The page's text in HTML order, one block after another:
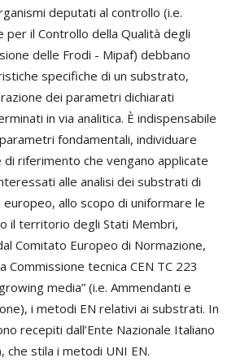
deputati al controllo (i.e.
il Controllo della Qualità degli
delle Frodi - Mipaf) debbano
specifiche di un substrato,
dei parametri dichiarati
in via analitica. È indispensabile
fondamentali, individuare
di riferimento che vengano applicate
alle analisi dei substrati di
europeo, allo scopo di uniformare le
il territorio degli Stati Membri,
Comitato Europeo di Normazione,
Commissione tecnica CEN TC 223
media” (i.e. Ammendanti e
i metodi EN relativi ai substrati. In
recepiti dall’Ente Nazionale Italiano
che stila i metodi UNI EN.